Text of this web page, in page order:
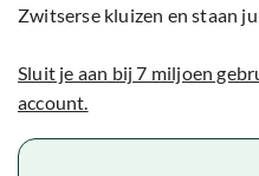
Zwitserse kluizen en staan
Sluit je aan bij 7 miljoen
account.